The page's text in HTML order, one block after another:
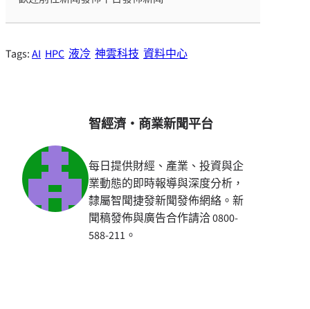
Tags:AI HPC 液冷 神雲科技 資料中心
智經濟・商業新聞平台
每日提供財經、產業、投資與企
業動態的即時報導與深度分析，
隸屬智聞捷發新聞發佈網絡。新
聞稿發佈與廣告合作請洽 0800-
588-211。